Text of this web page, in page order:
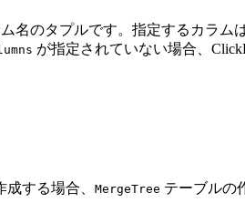
名のタプルです。指定するカラム
が指定されていない場合、
する場合、 MergeTree テーブルの